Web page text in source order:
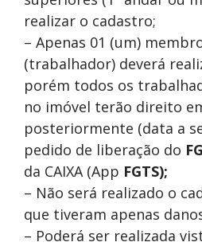
realizar o cadastro;
– Apenas 01 (um)
(trabalhador) deverá
porém todos os
no imóvel terão direito
posteriormente (data a
pedido de liberação do
da CAIXA (App FGTS);
– Não será realizado o
que tiveram apenas
– Poderá ser realizada